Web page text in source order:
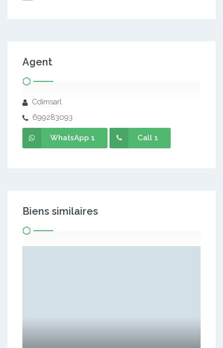
Agent
Cdimsarl
699283093
WhatsApp 1 Call 1
Biens similaires